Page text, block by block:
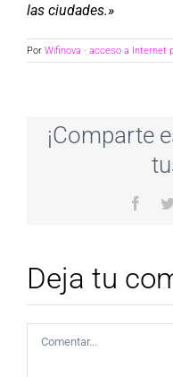
las ciudades.»
Por Wifinova · acceso a Internet
¡Comparte
Deja tu